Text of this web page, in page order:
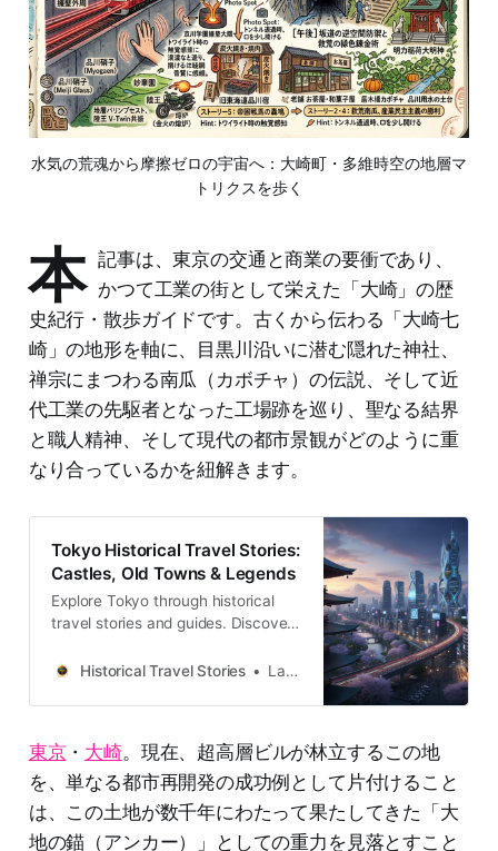
水気の荒魂から摩擦ゼロの宇宙へ：大崎町・多維時空の地層マ
トリクスを歩く
本 記事は、東京の交通と商業の要衝であり、
かつて工業の街として栄えた「大崎」の歴
史紀行・散歩ガイドです。古くから伝わる「大崎七
崎」の地形を軸に、目黒川沿いに潜む隠れた神社、
禅宗にまつわる南瓜（カボチャ）の伝説、そして近
代工業の先駆者となった工場跡を巡り、聖なる結界
と職人精神、そして現代の都市景観がどのように重
なり合っているかを紐解きます。
Tokyo Historical Travel Stories:
Castles, Old Towns & Legends
Explore Tokyo through historical
travel stories and guides. Discover
legends across the country.
Historical Travel Stories Lawrence
東京・ 大崎。現在、超高層ビルが林立するこの地
を、単なる都市再開発の成功例として片付けること
は、この土地が数千年にわたって果たしてきた「大
地の錨（アンカー）」としての重力を見落とすこと